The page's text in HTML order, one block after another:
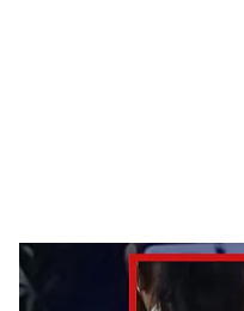
h
A senior official was allegedly seen
the Sawantwadi Panchayat Committee
-